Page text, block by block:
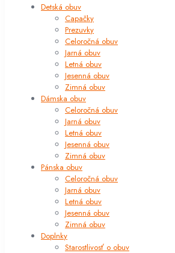
Detská obuv
Capačky
Prezuvky
Celoročná obuv
Jarná obuv
Letná obuv
Jesenná obuv
Zimná obuv
Dámska obuv
Celoročná obuv
Jarná obuv
Letná obuv
Jesenná obuv
Zimná obuv
Pánska obuv
Celoročná obuv
Jarná obuv
Letná obuv
Jesenná obuv
Zimná obuv
Doplnky
Starostlivosť o obuv